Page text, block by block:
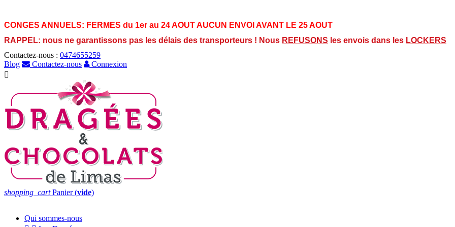
CONGES ANNUELS: FERMES du 1er au 24 AOUT AUCUN ENVOI AVANT LE 25 AOUT
RAPPEL: nous ne garantissons pas les délais des transporteurs ! Nous REFUSONS les envois dans les LOCKERS
Contactez-nous : 0474655259
Blog
Contactez-nous
Connexion

shopping_cart Panier (vide)
Qui sommes-nous